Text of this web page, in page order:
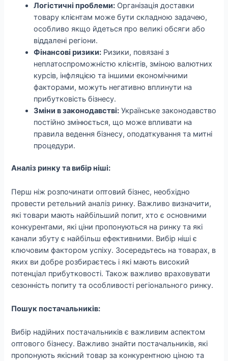
Логістичні проблеми: Організація доставки
товару клієнтам може бути складною задачею,
особливо якщо йдеться про великі обсяги або
віддалені регіони.
Фінансові ризики: Ризики, повязані з
неплатоспроможністю клієнтів, зміною валютних
курсів, інфляцією та іншими економічними
факторами, можуть негативно вплинути на
прибутковість бізнесу.
Зміни в законодавстві: Українське законодавство
постійно змінюється, що може впливати на
правила ведення бізнесу, оподаткування та митні
процедури.
Аналіз ринку та вибір ніші:
Перш ніж розпочинати оптовий бізнес, необхідно
провести ретельний аналіз ринку. Важливо визначити,
які товари мають найбільший попит, хто є основними
конкурентами, які ціни пропонуються на ринку та які
канали збуту є найбільш ефективними. Вибір ніші є
ключовим фактором успіху. Зосередьтесь на товарах, в
яких ви добре розбираєтесь і які мають високий
потенціал прибутковості. Також важливо враховувати
сезонність попиту та особливості регіонального ринку.
Пошук постачальників:
Вибір надійних постачальників є важливим аспектом
оптового бізнесу. Важливо знайти постачальників, які
пропонують якісний товар за конкурентною ціною та